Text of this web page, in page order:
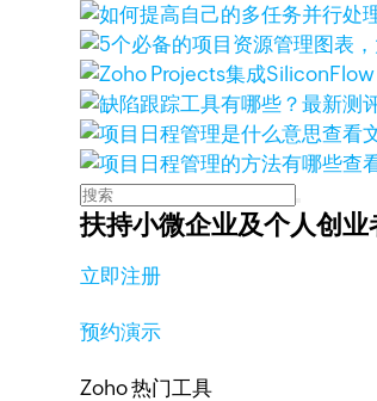
查看
查
扶持小微企业及个人创业
立即注册
预约演示
Zoho 热门工具